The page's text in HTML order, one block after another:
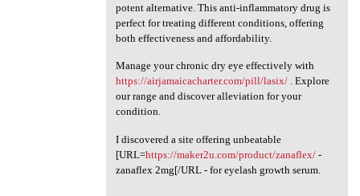
potent alternative. This anti-inflammatory drug is
perfect for treating different conditions, offering
both effectiveness and affordability.
Manage your chronic dry eye effectively with
https://airjamaicacharter.com/pill/lasix/. Explore
our range and discover alleviation for your
condition.
I discovered a site offering unbeatable
[URL=https://maker2u.com/product/zanaflex/-
zanaflex 2mg[/URL - for eyelash growth serum.